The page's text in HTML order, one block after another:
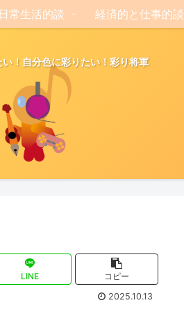
！自分色に彩りたい！彩り将軍
日常生活的談 経済的と仕事的談
LINE
コピー
2025.10.13